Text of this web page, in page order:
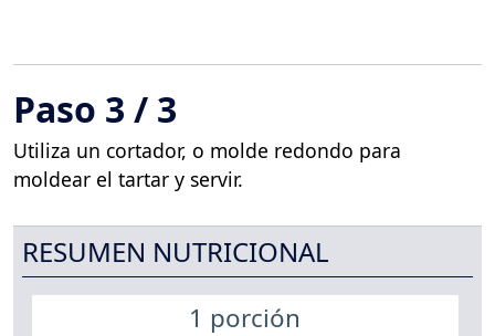
Paso 3 / 3
Utiliza un cortador, o molde redondo para
moldear el tartar y servir.
RESUMEN NUTRICIONAL
1 porción